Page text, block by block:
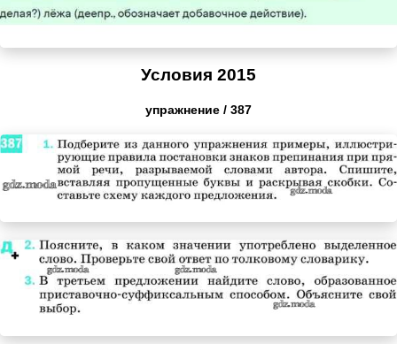
Условия 2015
упражнение / 387